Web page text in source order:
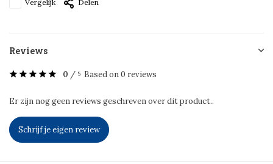
Vergelijk Delen
Reviews
0 / 5 Based on 0 reviews
Er zijn nog geen reviews geschreven over dit product..
Schrijf je eigen review